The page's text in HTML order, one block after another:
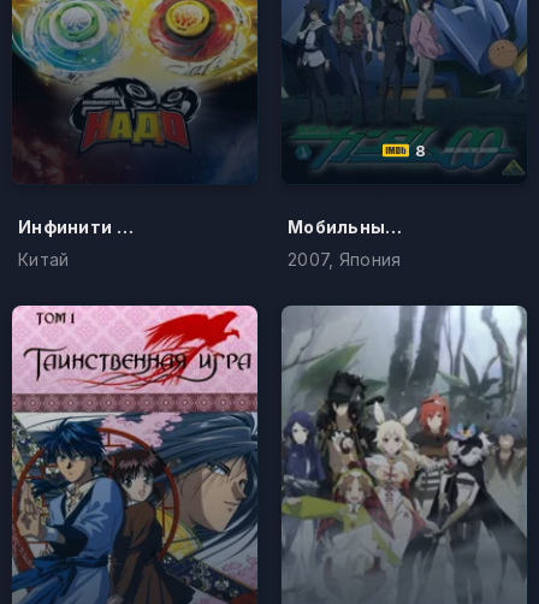
Инфинити Надо
Китай
8
Мобильный воин ГАНДАМ 00
2007, Япония